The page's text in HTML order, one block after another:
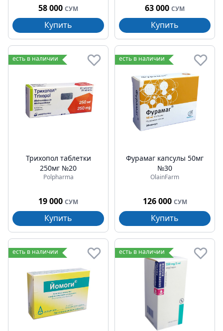
58 000 СУМ
Купить
63 000 СУМ
Купить
есть в наличии
Трихопол таблетки
250мг №20
Polpharma
19 000 СУМ
Купить
есть в наличии
Фурамаг капсулы 50мг
№30
OlainFarm
126 000 СУМ
Купить
есть в наличии есть в наличии